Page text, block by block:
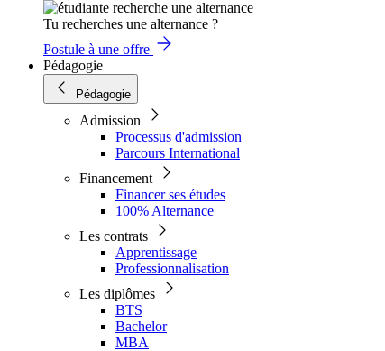
Tu recherches une alternance ?
Postule à une offre
Pédagogie
Pédagogie
Admission
Processus d'admission
Parcours International
Financement
Financer ses études
100% Alternance
Les contrats
Apprentissage
Professionnalisation
Les diplômes
BTS
Bachelor
MBA